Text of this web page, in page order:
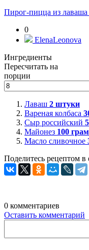
Пирог-пицца из лаваша
0
ElenaLeonova
Ингредиенты
Пересчитать на
порции
Лаваш 2 штуки
Вареная колбаса
Сыр российский
Майонез 100
Масло сливочное
Поделитесь рецептом в
0 комментариев
Оставить комментарий